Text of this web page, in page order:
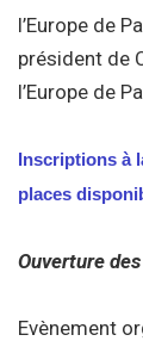
l’Europe de
président de
l’Europe de
Inscriptions à
places
Ouverture
Evènement